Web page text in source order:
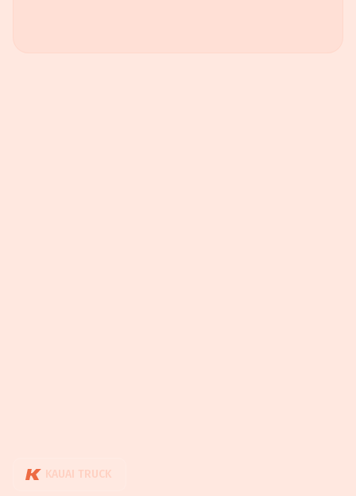
KAUAI TRUCK